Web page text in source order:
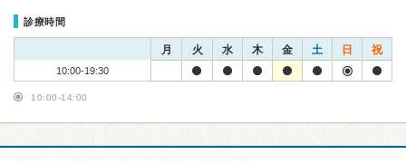
診療時間
月 火 水 木 金 土 日 祝
10:00-19:30
10:00-14:00